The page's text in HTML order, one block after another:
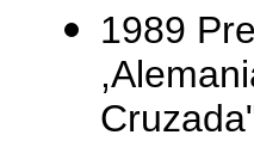
1989